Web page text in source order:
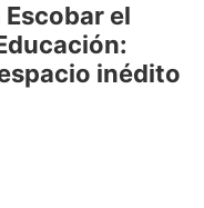
el
inédito